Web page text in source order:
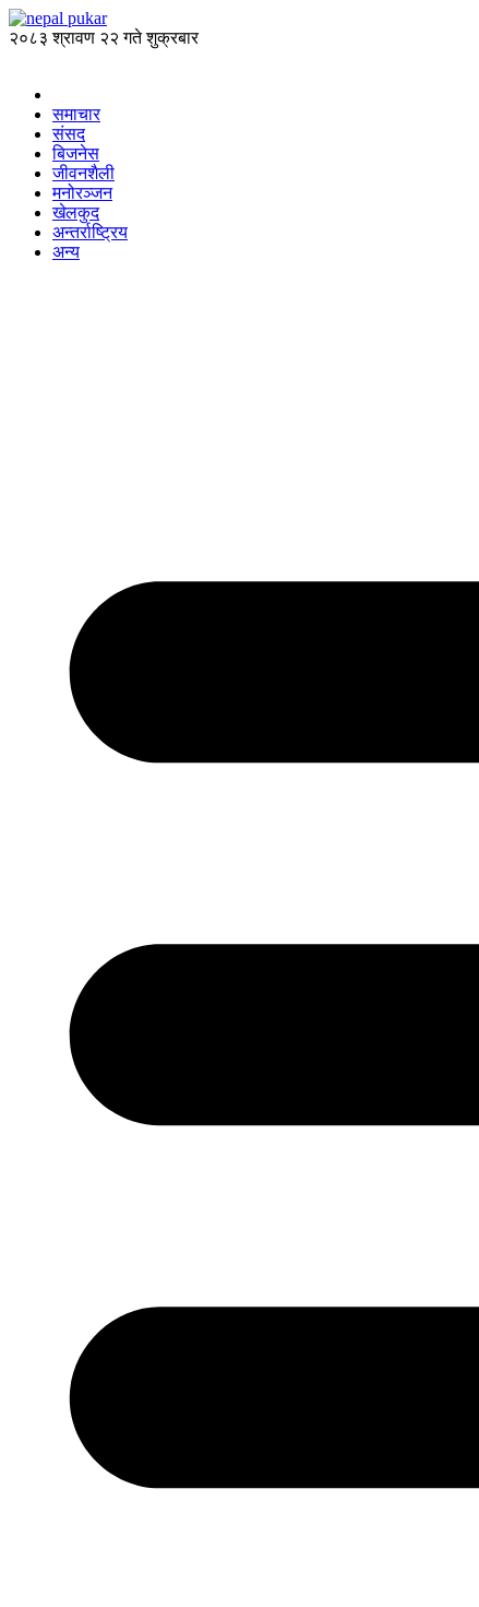
२०८३ श्रावण २२ गते शुक्रबार
समाचार
संसद
बिजनेस
जीवनशैली
मनोरञ्जन
खेलकुद
अन्तर्राष्ट्रिय
अन्य